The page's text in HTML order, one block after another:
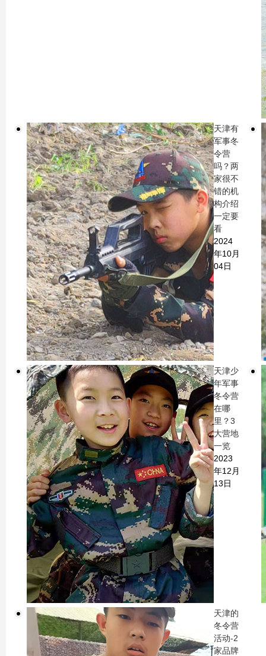
天津有
军事冬
令营
吗？两
家很不
错的机
构介绍
一定要
看
2024
年10月
04日
天津少
年军事
冬令营
在哪
里？3
大营地
一览
2023
年12月
13日
天津的
冬令营
活动-2
家品牌